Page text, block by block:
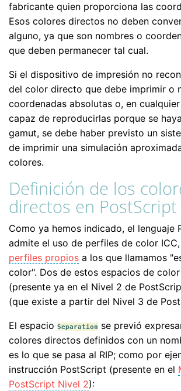
fabricante quien proporciona las
Esos colores directos no deben
alguno, ya que son nombres o
que deben permanecer tal cual.
Si el dispositivo de impresión no
del color directo que debe imprimir o
coordenadas absolutas o, en
capaz de reproducirlas porque se
gamut, se debe haber previsto un
de imprimir una simulación
colores.
Definición de los
directos en PostScript
Como ya hemos indicado, el lenguaje
admite el uso de perfiles de color
perfiles propios a los que llamamos
color". Dos de estos espacios de
(presente ya en el Nivel 2 de
(que existe a partir del Nivel 3 de
El espacio Separation se previó
colores directos definidos con un
es lo que se pasa al RIP; como por
instrucción PostScript (presente en el
PostScript Nivel 2):